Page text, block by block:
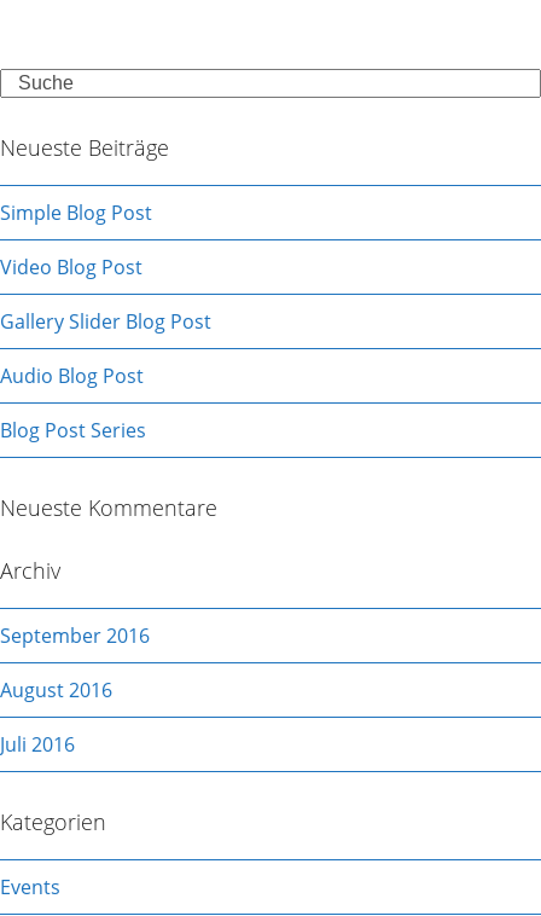
Search
Neueste Beiträge
Simple Blog Post
Video Blog Post
Gallery Slider Blog Post
Audio Blog Post
Blog Post Series
Neueste Kommentare
Archiv
September 2016
August 2016
Juli 2016
Kategorien
Events